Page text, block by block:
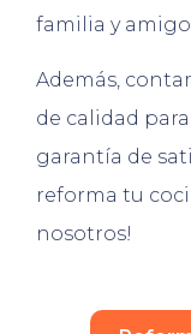
familia y
Además,
de calidad
garantía de
reforma tu
nosotros!